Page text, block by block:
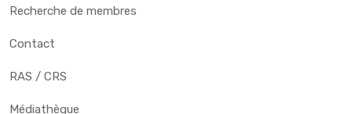
Recherche de membres
Contact
RAS / CRS
Médiathèque